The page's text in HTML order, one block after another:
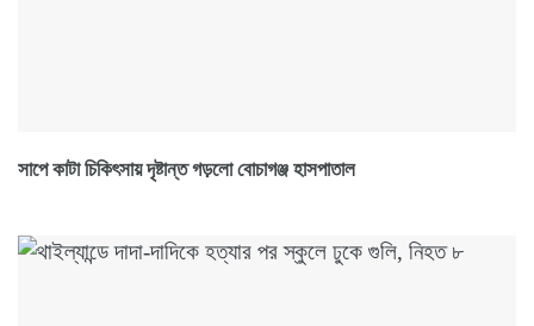
সাপে কাটা চিকিৎসায় দৃষ্টান্ত গড়লো বোচাগঞ্জ হাসপাতাল